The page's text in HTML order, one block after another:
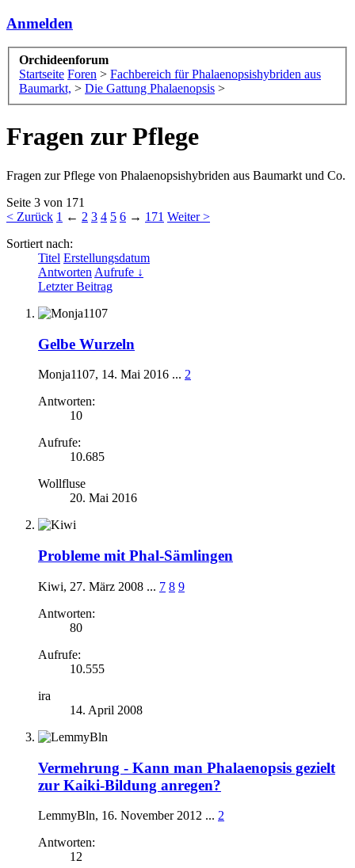
Anmelden
Orchideenforum
Startseite Foren > Fachbereich für Phalaenopsishybriden aus
Baumarkt, > Die Gattung Phalaenopsis >
Fragen zur Pflege
Fragen zur Pflege von Phalaenopsishybriden aus Baumarkt und Co.
Seite 3 von 171
< Zurück 1 ← 2 3 4 5 6 → 171 Weiter >
Sortiert nach:
Titel Erstellungsdatum
Antworten Aufrufe ↓
Letzter Beitrag
Gelbe Wurzeln
Monja1107, 14. Mai 2016 ... 2
Antworten:
10
Aufrufe:
10.685
Wollfluse
20. Mai 2016
Probleme mit Phal-Sämlingen
Kiwi, 27. März 2008 ... 7 8 9
Antworten:
80
Aufrufe:
10.555
ira
14. April 2008
Vermehrung - Kann man Phalaenopsis gezielt
zur Kaiki-Bildung anregen?
LemmyBln, 16. November 2012 ... 2
Antworten:
12